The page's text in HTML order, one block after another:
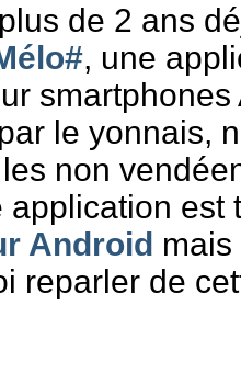
de 2 ans
, une
smartphones
le yonnais,
non
application est
Android
reparler de